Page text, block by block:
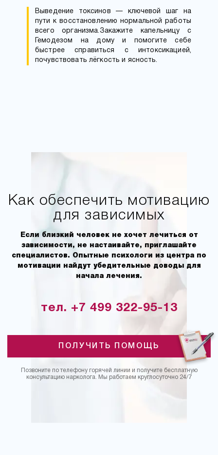
Выведение токсинов — ключевой шаг на
пути к восстановлению нормальной работы
всего организма.Закажите капельницу с
Гемодезом на дому и помогите себе
быстрее справиться с интоксикацией,
почувствовать лёгкость и ясность.
Как обеспечить мотивацию
для зависимых
Если близкий человек не хочет лечиться от
зависимости, не настаивайте, приглашайте
специалистов. Опытные психологи из центра по
мотивации найдут убедительные доводы для
начала лечения.
тел. +7 499 322-95-13
ПОЛУЧИТЬ ПОМОЩЬ
Позвоните по телефону горячей линии и получите бесплатную
консультацию нарколога. Мы работаем круглосуточно 24/7